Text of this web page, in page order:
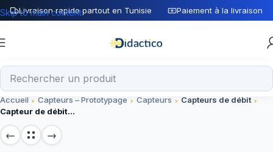
Livraison rapide partout en Tunisie Paiement à la livraison
Skip to main content
Accueil Capteurs – Prototypage Capteurs
Capteurs de débit
Capteur de débit d’eau YF-S201 noir 5-24V – G1/2